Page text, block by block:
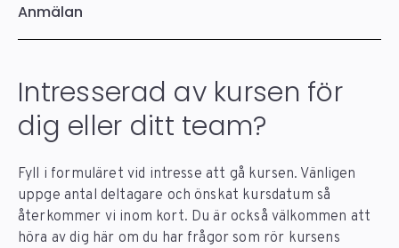
Anmälan
Intresserad av kursen för
dig eller ditt team?
Fyll i formuläret vid intresse att gå kursen. Vänligen
uppge antal deltagare och önskat kursdatum så
återkommer vi inom kort. Du är också välkommen att
höra av dig här om du har frågor som rör kursens